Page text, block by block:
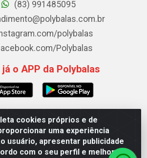
cookies próprios e de
uma experiência
usuário, apresentar publicidade
com o seu perfil e melhorar a
(83) 991485095
polybalas
Polybalas
já o APP da Polybalas
João Miguel de Souza, 173 Galpão B -
Pessoa/PB - CEP 58.075-075 - CNPJ
00.909.327/0002-61